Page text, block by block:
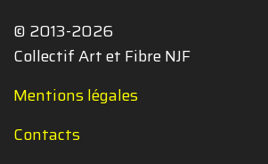
© 2013-2026
Collectif Art et Fibre NJF
Mentions légales
Contacts